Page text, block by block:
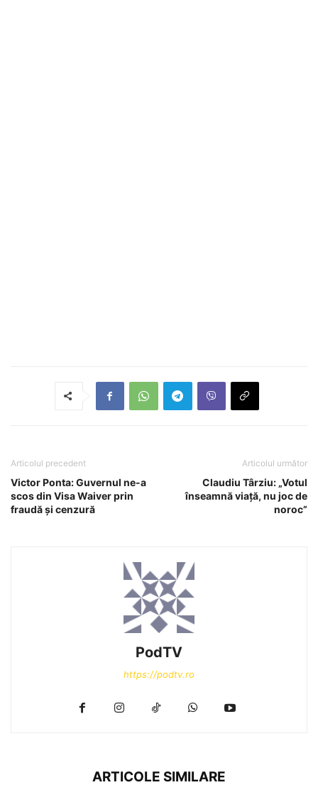
Articolul precedent
Victor Ponta: Guvernul ne-a
scos din Visa Waiver prin
fraudă și cenzură
Articolul următor
Claudiu Târziu: „Votul
înseamnă viață, nu joc de
noroc”
PodTV
https://podtv.ro
ARTICOLE SIMILARE